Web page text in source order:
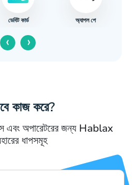
ডেবিট কার্ড অ্যাপল পে
‹ ›
কাজ করে?
এবং অপারেটরের জন্য Hablax
ধাপসমূহ